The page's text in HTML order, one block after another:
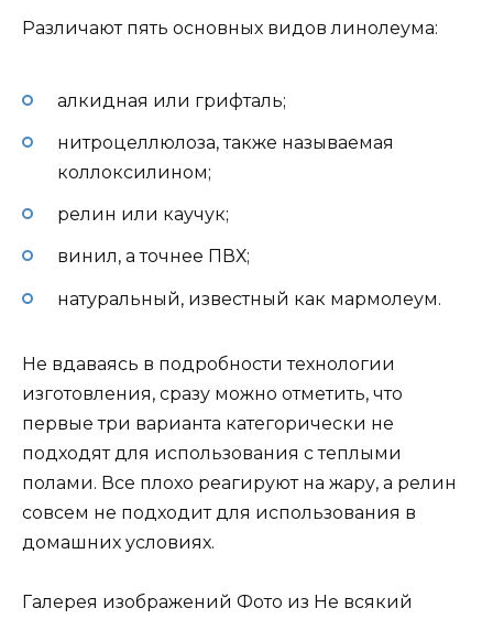
Различают пять основных видов линолеума:
алкидная или грифталь;
нитроцеллюлоза, также называемая
коллоксилином;
релин или каучук;
винил, а точнее ПВХ;
натуральный, известный как мармолеум.
Не вдаваясь в подробности технологии
изготовления, сразу можно отметить, что
первые три варианта категорически не
подходят для использования с теплыми
полами. Все плохо реагируют на жару, а релин
совсем не подходит для использования в
домашних условиях.
Галерея изображений Фото из Не всякий